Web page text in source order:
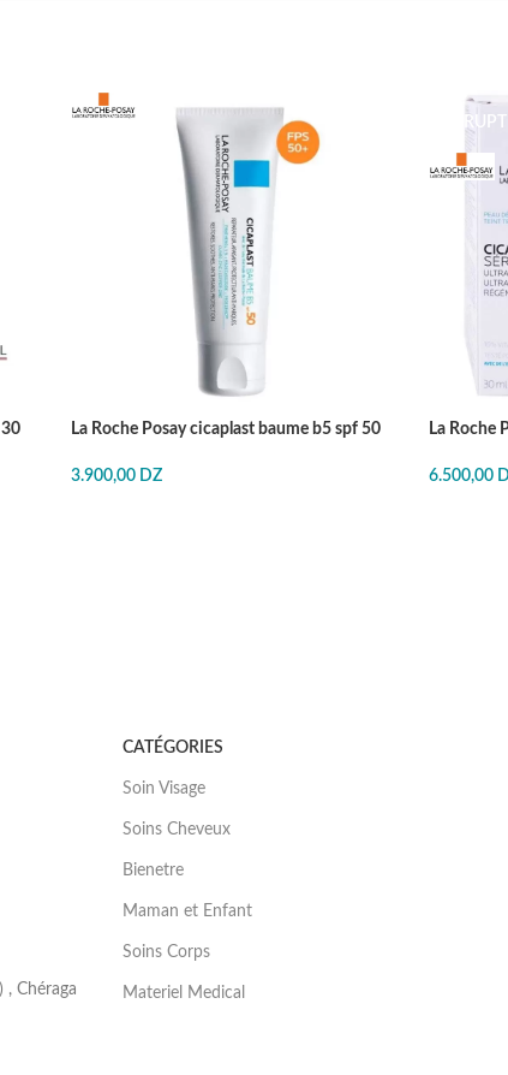
La Roche Posay cicaplast baume b5 spf 50
3.900,00 DZ
EN
La Roche
6.500,00
CATÉGORIES
Soin Visage
Soins Cheveux
Bienetre
Maman et Enfant
Soins Corps
Materiel Medical